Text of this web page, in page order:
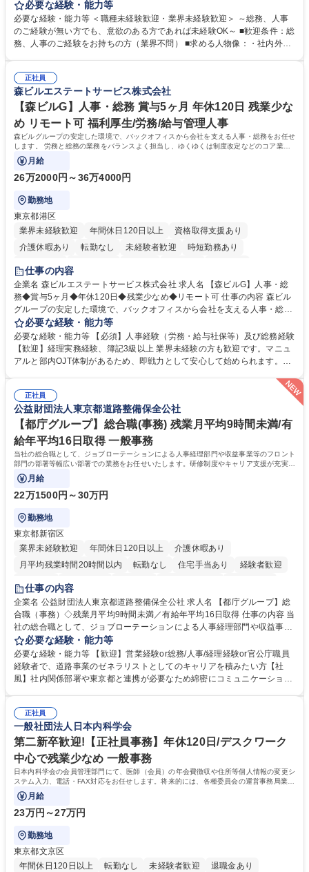
します。 ＜具体的には＞ ・総務/人事労務（給与・社保・勤怠管理など）
・採用・教育研修 ・福利厚生運用 など ※基本的には事務所勤務ですが、
採用や教育等の業務内容により、関西圏以外への日帰り・宿泊を伴う国内
出張もございます。 ※担当業務を持ちつつ、お互いに助け合いながら、総
必要な経験・能力等
必要な経験・能力等 ＜職種未経験歓迎・業界未経験歓迎＞ ～総務、人事
のご経験が無い方でも、意欲のある方であれば未経験OK～ ■歓迎条件：総
務、人事のご経験をお持ちの方（業界不問） ■求める人物像：・社内外の
正社員
森ビルエステートサービス株式会社
【森ビルG】人事・総務 賞与5ヶ月 年休120日 残業少な
め リモート可 福利厚生/労務/給与管理人事
森ビルグループの安定した環境で、バックオフィスから会社を支える人事・総務をお任せ
します。 労務と総務の業務をバランスよく担当し、ゆくゆくは制度改定などのコア業務
にも挑戦できる、やりがいある環境です。
月給
26万2000円～36万4000円
勤務地
東京都港区
業界未経験歓迎
年間休日120日以上
資格取得支援あり
介護休暇あり
転勤なし 未経験者歓迎
時短勤務あり
経験者歓迎
完全週休2日制
交通費支給 長期歓迎 駅近5分以内 土日祝休み
仕事の内容
企業名 森ビルエステートサービス株式会社 求人名 【森ビルG】人事・総
務◆賞与5ヶ月◆年休120日◆残業少なめ◆リモート可 仕事の内容 森ビル
グループの安定した環境で、バックオフィスから会社を支える人事・総務
をお任せします。 労務と総務の業務をバランスよく担当し、ゆくゆくは制
度改定などのコア業務にも挑戦できる、やりがいある環境です。 ■勤怠管
理、給与計算、社会保険手続き、年末調整等の労務管理全般 ■入退社手続
き、社内規定の改定や人事制度改定などのコア業務 ■社内イベントの企画
は部内のOJTを中心に、あなたの経験に合わせて不足している部分はいつ
でも質問・相談できる環境が整っているため、安心して成長できます。 募
集職種 【森ビルG】人事・総務◆賞与5ヶ月◆年休120日◆残業少なめ◆
リモート可
必要な経験・能力等
必要な経験・能力等 【必須】人事経験（労務・給与社保等）及び総務経験
【歓迎】経理実務経験、簿記3級以上 業界未経験の方も歓迎です。マニュ
アルと部内OJT体制があるため、即戦力として安心して始められます。
ます。定型業務に留まらず、社内規定や人事制度の改定など会社のコア業
務に挑戦できるため、自身の成長と組織への貢献度をダイレクトに実感で
きます。 残業少なめ、週1日リモート可など、ワークライフバランスを保
ち長期活躍できる環境です。 「これまでの幅広い経験を活かし、長期的な
キャリアを築きたい」という前向きな意欲と挑戦を全力で応援します。 学
歴・資格 学歴：大学院 大学 高専 短大 専修学校 高校 語学力： 資格：日商
簿記検定1級 日商簿記検定2級 日商簿記検定3級
正社員
公益財団法人東京都道路整備保全公社
【都庁グループ】総合職(事務) 残業月平均9時間未満/有
給年平均16日取得 一般事務
当社の総合職として、ジョブローテーションによる人事経理部門や収益事業等のフロント
部門の部署等幅広い部署での業務をお任せいたします。研修制度やキャリア支援が充実し
ております！ ※下記業務詳細
月給
22万1500円～30万円
勤務地
東京都新宿区
業界未経験歓迎
年間休日120日以上
介護休暇あり
月平均残業時間20時間以内
転勤なし 住宅手当あり
経験者歓迎
研修あり
退職金あり
駅近5分以内
資格取得手当あり 食事補助あり
仕事の内容
企業名 公益財団法人東京都道路整備保全公社 求人名 【都庁グループ】総
合職（事務）◇残業月平均9時間未満／有給年平均16日取得 仕事の内容 当
社の総合職として、ジョブローテーションによる人事経理部門や収益事業
等のフロント部門の部署等幅広い部署での業務をお任せいたします。研修
制度やキャリア支援が充実しております！ ※下記業務詳細 【業務詳細】■
管理部門：広報、人事、経理など当公社の運営に係る管理業務 ■収益部
門：駐車場の新規開拓、管理運営、新宿駅西口広場の「イベントコーナ
道路施設や道路工事現場の見学ツアー事業 ※入社後は上記いずれかの部門
へ配属。※業務内容変更の範囲：会社の定める業務 募集職種 【都庁グル
ープ】総合職（事務）◇残業月平均9時間未満／有給年平均16日取得
必要な経験・能力等
必要な経験・能力等 【歓迎】営業経験or総務/人事/経理経験or官公庁職員
経験者で、道路事業のゼネラリストとしてのキャリアを積みたい方【社
風】社内関係部署や東京都と連携が必要なため綿密にコミュニケーション
部門など多岐に渡る業務を経験できます。 ■様々なプロジェクト：駐車場
事業の他、新宿駅西口広場内に設置された照明を兼ねた広告「ブライトサ
イン」の管理運営を行うなど、事業収益を生み出す活動を積極的に行って
います。 学歴・資格 学歴：大学院 大学 高専 短大 専修学校 高校 語学力：
資格：
正社員
一般社団法人日本内科学会
第二新卒歓迎!【正社員事務】年休120日/デスクワーク
中心で残業少なめ 一般事務
日本内科学会の会員管理部門にて、医師（会員）の年会費徴収や住所等個人情報の変更シ
ステム入力、電話・FAX対応をお任せします。将来的には、各種委員会の運営事務局業務
などにも幅広く携わっていただきます。
月給
23万円～27万円
勤務地
東京都文京区
年間休日120日以上
転勤なし 未経験者歓迎
退職金あり